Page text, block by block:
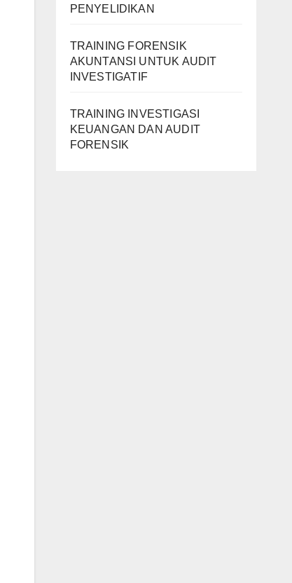
PENYELIDIKAN
TRAINING FORENSIK
AKUNTANSI UNTUK AUDIT
INVESTIGATIF
TRAINING INVESTIGASI
KEUANGAN DAN AUDIT
FORENSIK